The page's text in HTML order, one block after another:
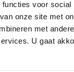
voor social
onze site met
met
U gaat
maart om
) bij elkaar
= 13 * 5 = 65)
en apart voor